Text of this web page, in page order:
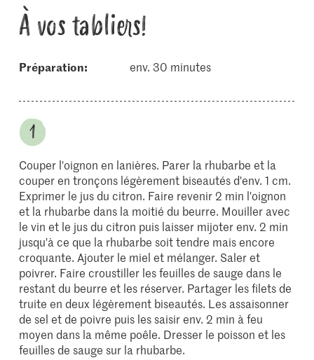
À vos tabliers!
Préparation: env. 30 minutes
Couper l'oignon en lanières. Parer la rhubarbe et la
couper en tronçons légèrement biseautés d'env. 1 cm.
Exprimer le jus du citron. Faire revenir 2 min l'oignon
et la rhubarbe dans la moitié du beurre. Mouiller avec
le vin et le jus du citron puis laisser mijoter env. 2 min
jusqu'à ce que la rhubarbe soit tendre mais encore
croquante. Ajouter le miel et mélanger. Saler et
poivrer. Faire croustiller les feuilles de sauge dans le
restant du beurre et les réserver. Partager les filets de
truite en deux légèrement biseautés. Les assaisonner
de sel et de poivre puis les saisir env. 2 min à feu
moyen dans la même poêle. Dresser le poisson et les
feuilles de sauge sur la rhubarbe.